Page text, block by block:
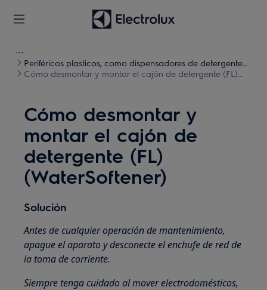
Periféricos plasticos, como dispensadores de detergente
(lavado)
Cómo desmontar y montar el cajón de detergente (FL)
Cómo desmontar y
montar el cajón de
detergente (FL)
(WaterSoftener)
Solución
Antes de cualquier operación de mantenimiento,
apague el aparato y desconecte el enchufe de red de
la toma de corriente.
Siempre tenga cuidado al mover electrodomésticos,